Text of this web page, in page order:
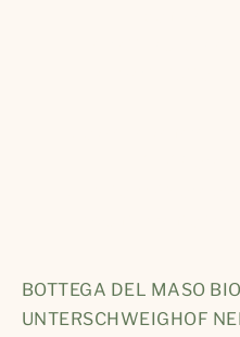
BOTTEGA DEL MASO
UNTERSCHWEIGHOF